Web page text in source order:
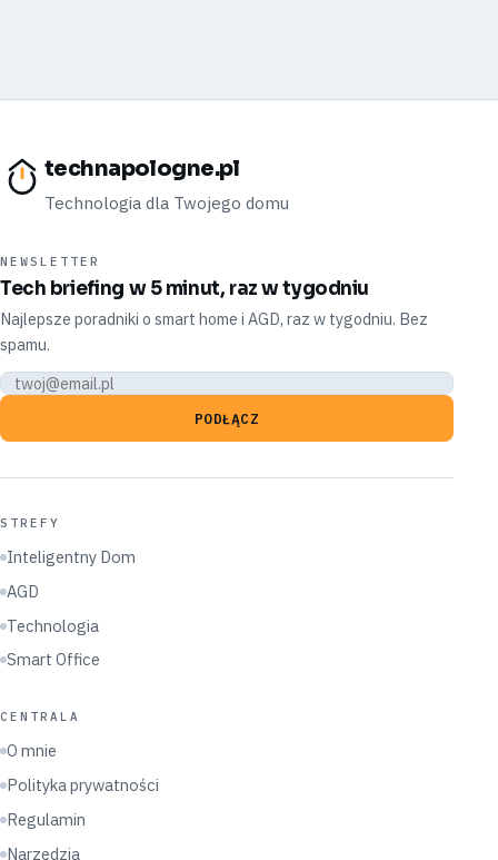
technapologne.pl
Technologia dla Twojego domu
NEWSLETTER
Tech briefing w 5 minut, raz w tygodniu
Najlepsze poradniki o smart home i AGD, raz w tygodniu. Bez
spamu.
PODŁĄCZ
STREFY
Inteligentny Dom
AGD
Technologia
Smart Office
CENTRALA
O mnie
Polityka prywatności
Regulamin
Narzędzia